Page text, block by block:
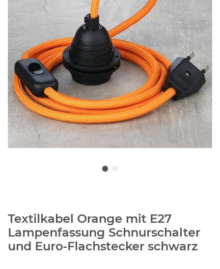
Textilkabel Orange mit E27
Lampenfassung Schnurschalter
und Euro-Flachstecker schwarz